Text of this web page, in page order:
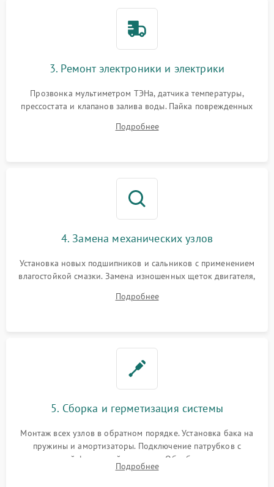
3. Ремонт электроники и электрики
Прозвонка мультиметром ТЭНа, датчика температуры,
прессостата и клапанов залива воды. Пайка поврежденных
Восстановление целостности проводки и контактов.
Подробнее
4. Замена механических узлов
Установка новых подшипников и сальников с применением
влагостойкой смазки. Замена изношенных щеток двигателя,
или поврежденной резиновой манжеты.
Подробнее
5. Сборка и герметизация системы
Монтаж всех узлов в обратном порядке. Установка бака на
пружины и амортизаторы. Подключение патрубков с
надежной фиксацией хомутами. Обработка стыков
герметиком для предотвращения возможных протечек воды.
Подробнее